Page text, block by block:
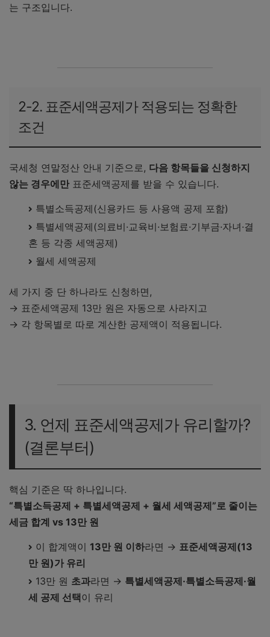
는 구조입니다.
2-2. 표준세액공제가 적용되는 정확한
조건
국세청 연말정산 안내 기준으로, 다음 항목들을 신청하지
않는 경우에만표준세액공제를 받을 수 있습니다.
특별소득공제(신용카드 등 사용액 공제 포함)
특별세액공제(의료비·교육비·보험료·기부금·자녀·결
혼 등 각종 세액공제)
월세 세액공제
세 가지 중 단 하나라도 신청하면,
→ 표준세액공제 13만 원은 자동으로 사라지고
→ 각 항목별로 따로 계산한 공제액이 적용됩니다.
3. 언제 표준세액공제가 유리할까?
(결론부터)
핵심 기준은 딱 하나입니다.
“특별소득공제 + 특별세액공제 + 월세 세액공제”로 줄이는
세금 합계 vs 13만 원
이 합계액이 13만 원 이하라면 → 표준세액공제(13
만 원)가 유리
13만 원 초과라면 → 특별세액공제·특별소득공제·월
세 공제 선택이 유리